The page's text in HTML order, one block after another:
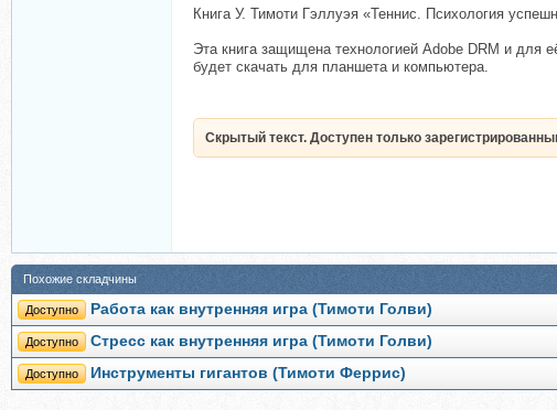
Книга У. Тимоти Гэллуэя «Теннис. Психология
Эта книга защищена технологией Adobe DRM и для
будет скачать для планшета и компьютера.
Скрытый текст. Доступен только
Похожие складчины
Доступно Работа как внутренняя игра (Тимоти Голви)
Доступно Стресс как внутренняя игра (Тимоти Голви)
Доступно Инструменты гигантов (Тимоти Феррис)